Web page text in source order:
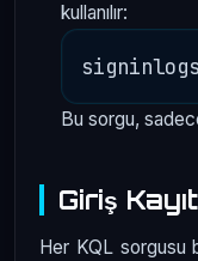
kullanılır:
Bu sorgu,
Giriş
Her KQL sorgusu